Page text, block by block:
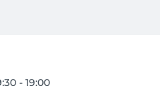
- 19:00